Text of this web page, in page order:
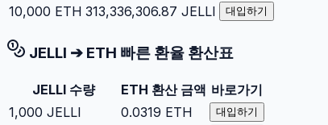
10,000 ETH 313,336,306.87 JELLI 대입하기
JELLI ➔ ETH 빠른 환율 환산표
JELLI수량 ETH 환산 금액 바로가기
1,000 JELLI 0.0319 ETH 대입하기